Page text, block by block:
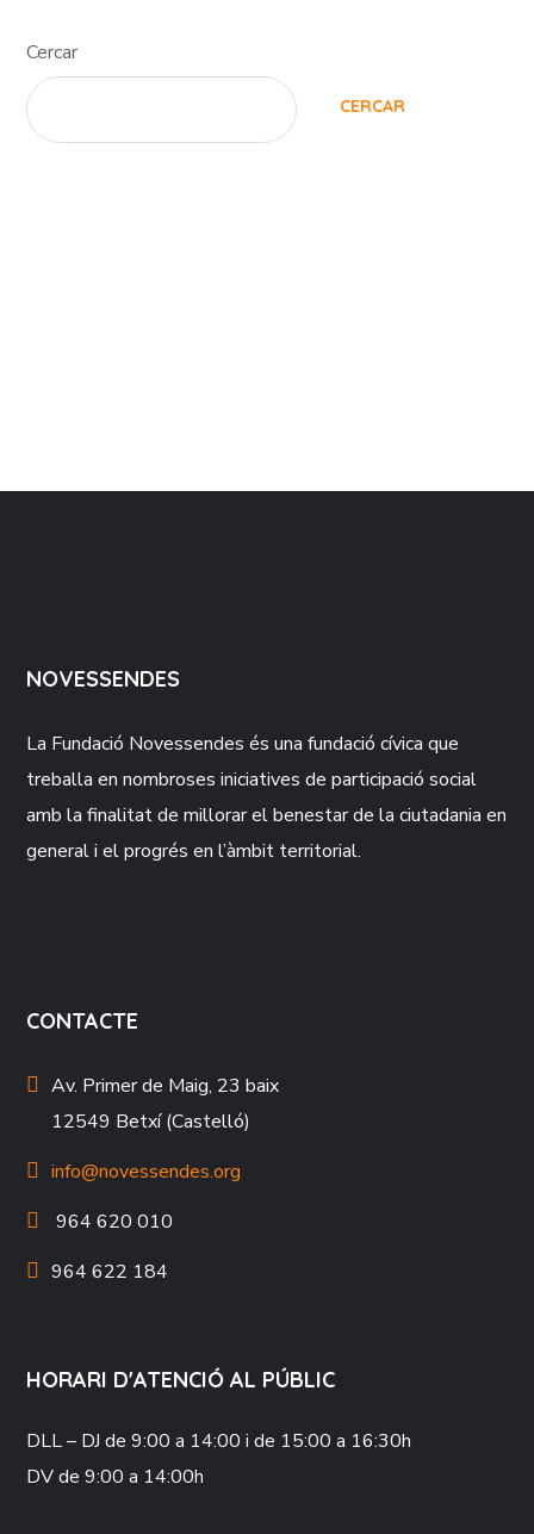
Cercar
CERCAR
NOVESSENDES
La Fundació Novessendes és una fundació cívica que
treballa en nombroses iniciatives de participació social
amb la finalitat de millorar el benestar de la ciutadania en
general i el progrés en l’àmbit territorial.
CONTACTE
Av. Primer de Maig, 23 baix
12549 Betxí (Castelló)
info@novessendes.org
964 620 010
964 622 184
HORARI D'ATENCIÓ AL PÚBLIC
DLL – DJde 9:00 a 14:00 i de 15:00 a 16:30h
DVde 9:00 a 14:00h